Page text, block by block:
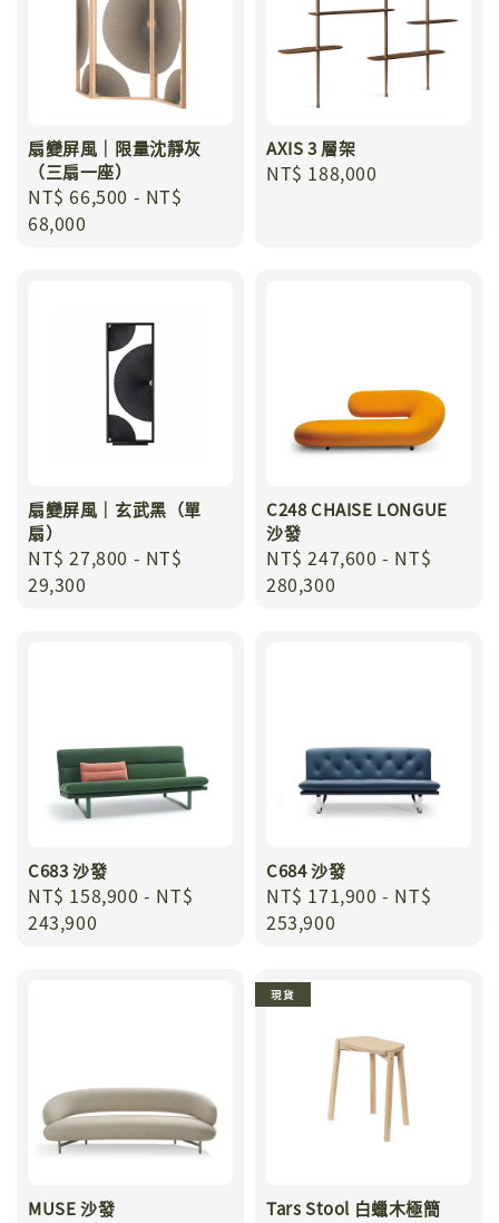
扇變屏風｜限量沈靜灰
（三扇一座）
Regular
price
NT$ 66,500 - NT$
68,000
AXIS 3 層架
Regular
NT$ 188,000
扇變屏風｜玄武黑（單
扇）
Regular
price
NT$ 27,800 - NT$
29,300
C248 CHAISE LONGUE
沙發
Regular
price
NT$ 247,600 - NT$
280,300
C683 沙發
Regular
price
NT$ 158,900 - NT$
243,900
C684 沙發
Regular
price
NT$ 171,900 - NT$
253,900
MUSE 沙發
現貨
Tars Stool 白蠟木極簡